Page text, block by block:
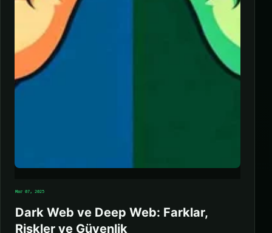
Mar 07, 2025
Dark Web ve Deep Web: Farklar,
Riskler ve Güvenlik